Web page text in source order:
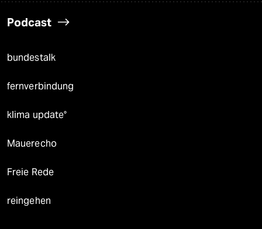
Podcast
bundestalk
fernverbindung
klima update°
Mauerecho
Freie Rede
reingehen